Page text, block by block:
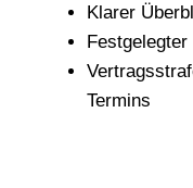
Klarer
Termins